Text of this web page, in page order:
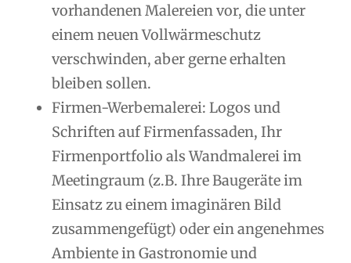
vorhandenen Malereien vor, die unter
einem neuen Vollwärmeschutz
verschwinden, aber gerne erhalten
bleiben sollen.
Firmen-Werbemalerei: Logos und
Schriften auf Firmenfassaden, Ihr
Firmenportfolio als Wandmalerei im
Meetingraum (z.B. Ihre Baugeräte im
Einsatz zu einem imaginären Bild
zusammengefügt) oder ein angenehmes
Ambiente in Gastronomie und